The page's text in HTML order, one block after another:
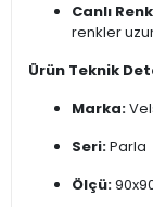
Canlı
renkler
Ürün Teknik
Marka:
Seri:Parla
Ölçü: